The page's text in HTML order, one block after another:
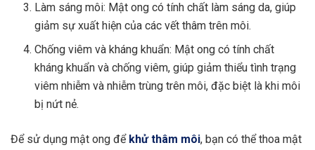
Làm sáng môi: Mật ong có tính chất làm sáng da, giúp
giảm sự xuất hiện của các vết thâm trên môi.
Chống viêm và kháng khuẩn: Mật ong có tính chất
kháng khuẩn và chống viêm, giúp giảm thiểu tình trạng
viêm nhiễm và nhiễm trùng trên môi, đặc biệt là khi môi
bị nứt nẻ.
Để sử dụng mật ong để khử thâm môi, bạn có thể thoa mật